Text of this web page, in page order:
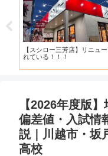
【スシロー三芳店】リニュ
れている！！！
【2026年度版
偏差値・入試情
説｜川越市・坂
高校